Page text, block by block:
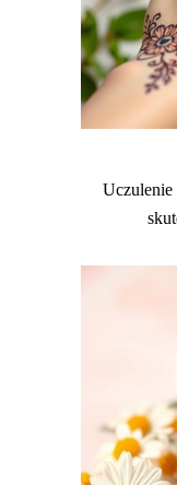
Uczulenie